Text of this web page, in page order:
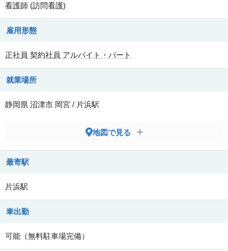
看護師 (訪問看護)
雇用形態
正社員 契約社員 アルバイト・パート
就業場所
静岡県 沼津市 岡宮 / 片浜駅
地図で見る
最寄駅
片浜駅
車出勤
可能（無料駐車場完備）